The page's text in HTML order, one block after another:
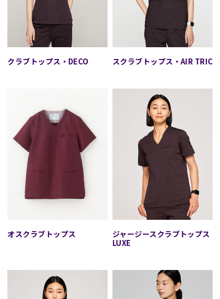
スクラブトップス・DECO スクラブトップス・AIR TRICO
デオスクラブトップス
ジャージースクラブトップス・
LUXE